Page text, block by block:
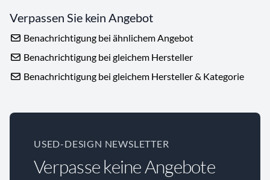
Verpassen Sie kein Angebot
Benachrichtigung bei ähnlichem Angebot
Benachrichtigung bei gleichem Hersteller
Benachrichtigung bei gleichem Hersteller & Kategorie
USED-DESIGN NEWSLETTER
Verpasse keine Angebote